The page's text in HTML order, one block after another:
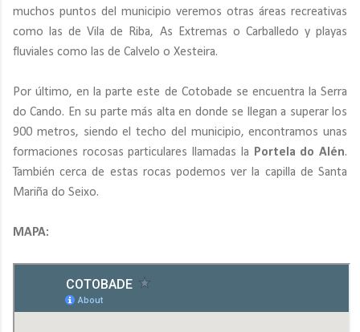
muchos puntos del municipio veremos otras áreas recreativas
como las de Vila de Riba, As Extremas o Carballedo y playas
fluviales como las de Calvelo o Xesteira.
Por último, en la parte este de Cotobade se encuentra la Serra
do Cando. En su parte más alta en donde se llegan a superar los
900 metros, siendo el techo del municipio, encontramos unas
formaciones rocosas particulares llamadas la
Portela do Alén.
También cerca de estas rocas podemos ver la capilla de Santa
Mariña do Seixo.
MAPA: